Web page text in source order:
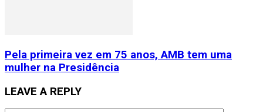
Pela primeira vez em 75 anos, AMB tem uma
mulher na Presidência
LEAVE A REPLY